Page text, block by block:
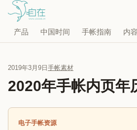
产品 中国时间 手帐指南 内
2019年3月9日 手帐素材
2020年手帐内页年
电子手帐资源